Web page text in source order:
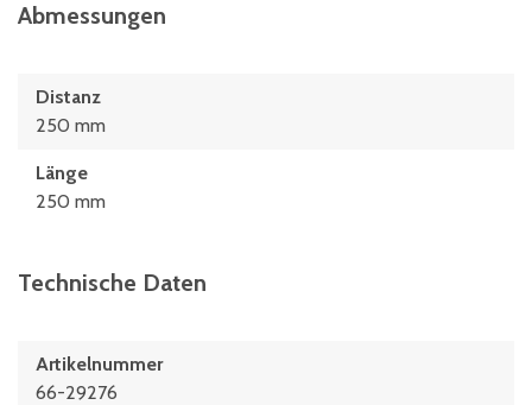
Abmessungen
Distanz
250 mm
Länge
250 mm
Technische Daten
Artikelnummer
66-29276